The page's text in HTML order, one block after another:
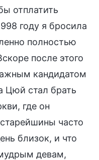
отплатить
году я бросила
полностью
после этого
кандидатом
Цюй стал брать
где он
часто
близок, и что
девам,